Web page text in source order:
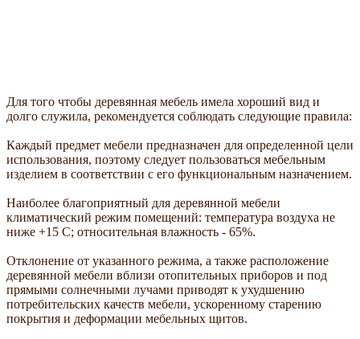
Для того чтобы деревянная мебель имела хороший вид и
долго служила, рекомендуется соблюдать следующие правила:
Каждый предмет мебели предназначен для определенной цели
использования, поэтому следует пользоваться мебельным
изделием в соответствии с его функциональным назначением.
Наиболее благоприятный для деревянной мебели
климатический режим помещений: температура воздуха не
ниже +15 С; относительная влажность - 65%.
Отклонение от указанного режима, а также расположение
деревянной мебели вблизи отопительных приборов и под
прямыми солнечными лучами приводят к ухудшению
потребительских качеств мебели, ускоренному старению
покрытия и деформации мебельных щитов.